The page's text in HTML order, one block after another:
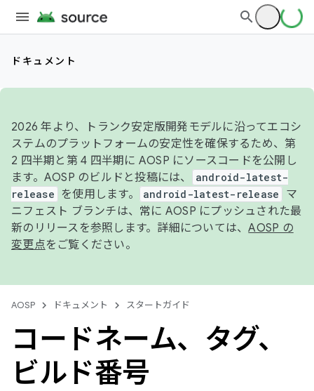
ドキュメント
2026 年より、トランク安定版開発モデルに沿ってエコシ
ステムのプラットフォームの安定性を確保するため、第
2 四半期と第 4 四半期に AOSP にソースコードを公開し
ます。AOSP のビルドと投稿には、
android-latest-
release
を使用します。 android-latest-release
マ
ニフェスト ブランチは、常に AOSP にプッシュされた最
新のリリースを参照します。詳細については、AOSP の
変更点をご覧ください。
AOSP ドキュメント スタートガイド
コードネーム、タグ、
ビルド番号